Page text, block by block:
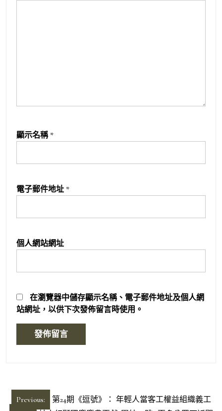
顯示名稱 *
電子郵件地址 *
個人網站網址
在瀏覽器中儲存顯示名稱、電子郵件地址及個人網
站網址，以供下次發佈留言時使用。
文Previous:
第24期《逗號》： 年輕人當客工權益組織義工